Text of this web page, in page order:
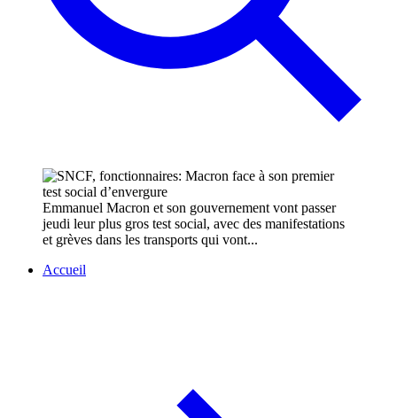
Emmanuel Macron et son gouvernement vont passer
jeudi leur plus gros test social, avec des manifestations
et grèves dans les transports qui vont...
Accueil